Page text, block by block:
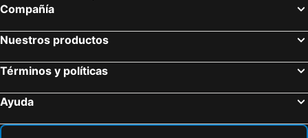
Hotel heliconias
El Jaguar Casa Hotel
Cruz Roja - Turismo Solimões
Eco Hotel Aldea -AMAZONAS
Cabañas alto del aguila
Hotel Boutique VILLALILIANA
Burú Nature Hotel
Residências Marina
Compañía
Nuestros productos
Términos y políticas
Ayuda